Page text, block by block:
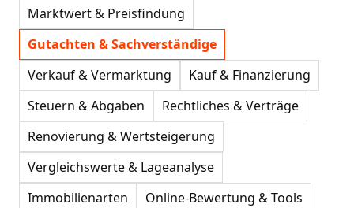
Marktwert & Preisfindung
Gutachten & Sachverständige
Verkauf & Vermarktung
Kauf & Finanzierung
Steuern & Abgaben
Rechtliches & Verträge
Renovierung & Wertsteigerung
Vergleichswerte & Lageanalyse
Immobilienarten
Online-Bewertung & Tools